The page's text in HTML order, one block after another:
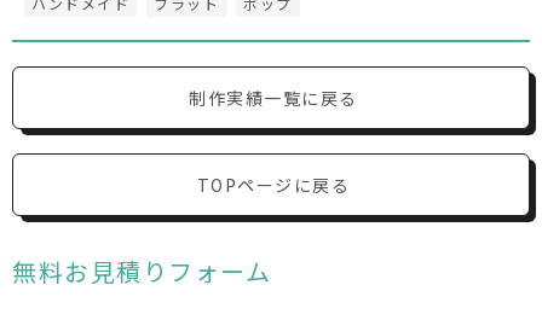
制作実績一覧に戻る
TOPページに戻る
無料お見積りフォーム